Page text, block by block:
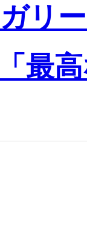
リ
最